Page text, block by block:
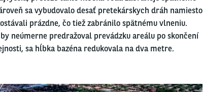
sa vybudovalo desať pretekárskych dráh namiesto
prázdne, čo tiež zabránilo spätnému vlneniu.
neúmerne predražoval prevádzku areálu po skončení
sa hĺbka bazéna redukovala na dva metre.